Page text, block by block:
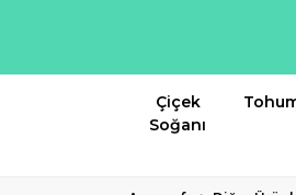
Çiçek
Soğanı